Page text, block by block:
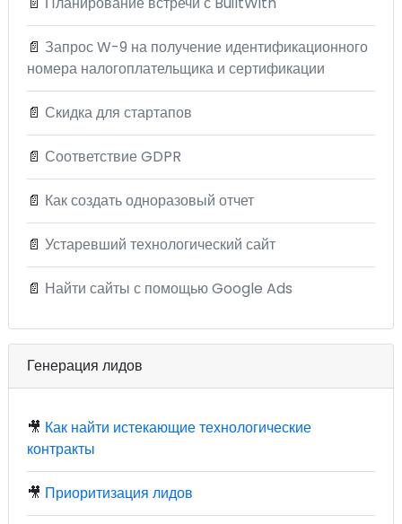
📄 Запрос W-9 на получение идентификационного
номера налогоплательщика и сертификации
📄 Скидка для стартапов
📄 Соответствие GDPR
📄 Как создать одноразовый отчет
📄 Устаревший технологический сайт
📄 Найти сайты с помощью Google Ads
Генерация лидов
🎥 Как найти истекающие технологические
контракты
🎥 Приоритизация лидов